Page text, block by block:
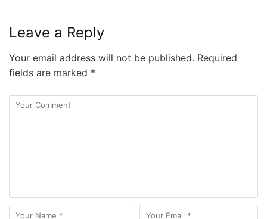
Leave a Reply
Your email address will not be published. Required
fields are marked *